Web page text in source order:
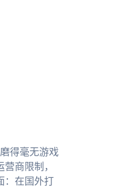
得毫无游戏
商限制，
：在国外打